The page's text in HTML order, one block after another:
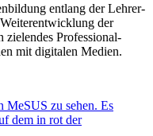
entlang der Lehrer­
der
zielendes Pro­fessional­
mit digitalen Medien.